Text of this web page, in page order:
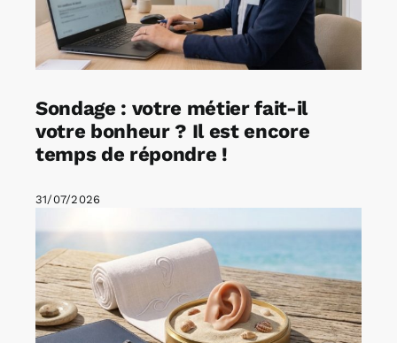
Sondage : votre métier fait-il
votre bonheur ? Il est encore
temps de répondre !
31/07/2026